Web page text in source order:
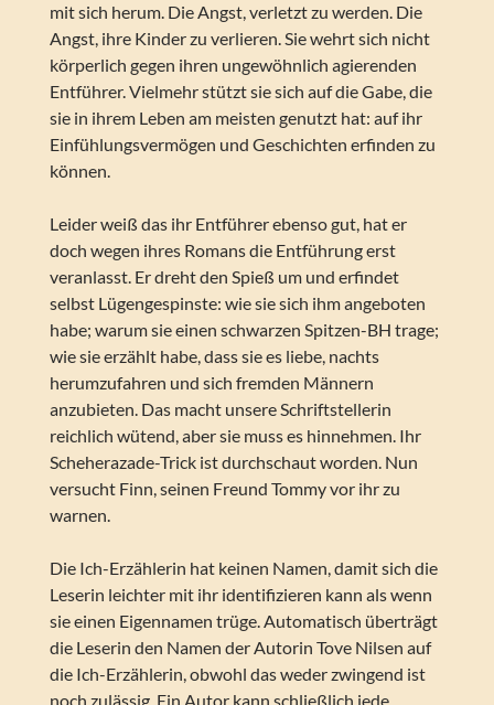
mit sich herum. Die Angst, verletzt zu werden. Die
Angst, ihre Kinder zu verlieren. Sie wehrt sich nicht
körperlich gegen ihren ungewöhnlich agierenden
Entführer. Vielmehr stützt sie sich auf die Gabe, die
sie in ihrem Leben am meisten genutzt hat: auf ihr
Einfühlungsvermögen und Geschichten erfinden zu
können.
Leider weiß das ihr Entführer ebenso gut, hat er
doch wegen ihres Romans die Entführung erst
veranlasst. Er dreht den Spieß um und erfindet
selbst Lügengespinste: wie sie sich ihm angeboten
habe; warum sie einen schwarzen Spitzen-BH trage;
wie sie erzählt habe, dass sie es liebe, nachts
herumzufahren und sich fremden Männern
anzubieten. Das macht unsere Schriftstellerin
reichlich wütend, aber sie muss es hinnehmen. Ihr
Scheherazade-Trick ist durchschaut worden. Nun
versucht Finn, seinen Freund Tommy vor ihr zu
warnen.
Die Ich-Erzählerin hat keinen Namen, damit sich die
Leserin leichter mit ihr identifizieren kann als wenn
sie einen Eigennamen trüge. Automatisch überträgt
die Leserin den Namen der Autorin Tove Nilsen auf
die Ich-Erzählerin, obwohl das weder zwingend ist
noch zulässig. Ein Autor kann schließlich jede